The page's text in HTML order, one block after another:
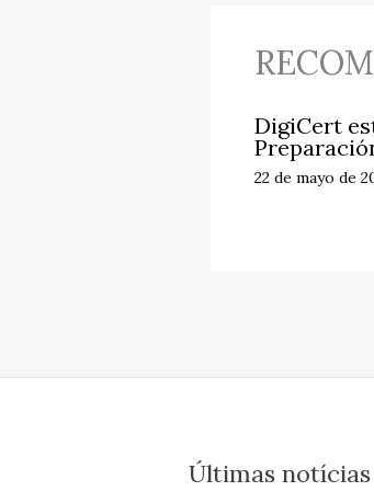
DigiCert
22 de mayo de
Últimas notícias